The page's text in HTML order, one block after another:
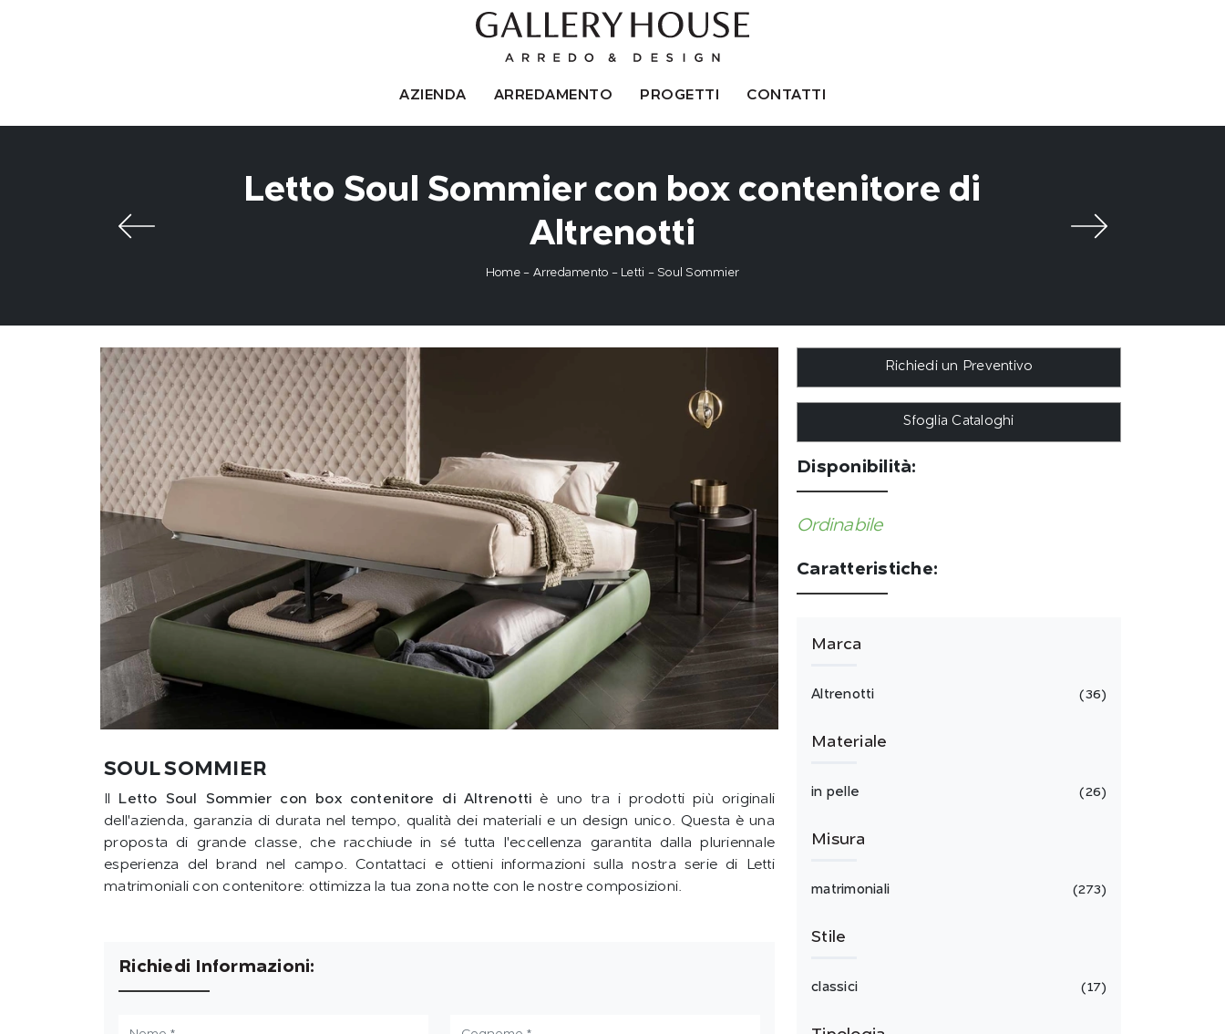
AZIENDA ARREDAMENTO PROGETTI CONTATTI
Letto Soul Sommier con box contenitore di
Altrenotti
Home- Arredamento - Letti -Soul Sommier
SOUL SOMMIER
Letto Soul Sommier con box contenitore di Altrenotti è uno tra i prodotti più originali
dell'azienda, garanzia di durata nel tempo, qualità dei materiali e un design unico. Questa è una
proposta di grande classe, che racchiude in sé tutta l'eccellenza garantita dalla pluriennale
esperienza del brand nel campo. Contattaci e ottieni informazioni sulla nostra serie di Letti
matrimoniali con contenitore: ottimizza la tua zona notte con le nostre composizioni.
Richiedi Informazioni:
Richiedi un Preventivo
Sfoglia Cataloghi
Disponibilità:
Ordinabile
Caratteristiche:
Marca
Altrenotti 36
Materiale
in pelle 26
Misura
matrimoniali 273
Stile
classici 17